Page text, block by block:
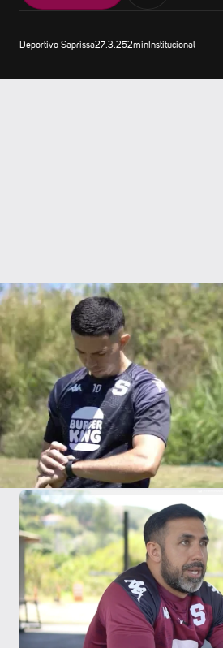
Deportivo Saprissa27.3.252min Institucional
El Deportivo Saprissa mantiene un
recuperación y readaptación física de
lesionados, asegurando que su
seguro y efectivo. El equipo médico
estrictos para cada tipo de lesión,
tratamiento especializado y acorde a
cada futbolista.